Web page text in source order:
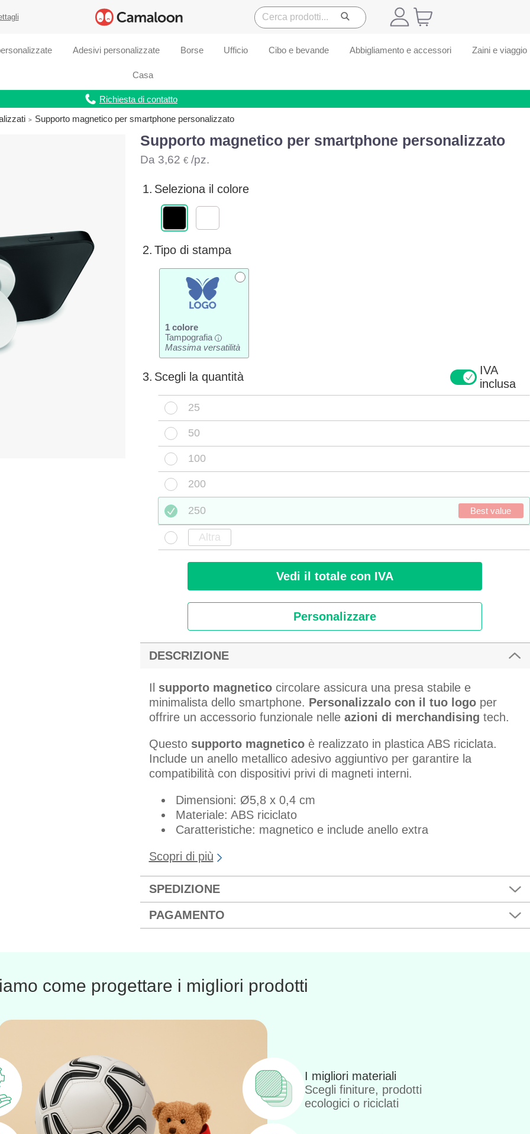
Adesivi personalizzate Borse Ufficio Cibo e bevande Abbigliamento e accessori Zaini e viaggio
Casa
Richiesta di contatto
Supporto magnetico per smartphone personalizzato
Supporto magnetico per smartphone personalizzato
Da 3,62 €/pz.
1. Seleziona il colore
2. Tipo di stampa
1 colore
Tampografia
i
Massima versatilità
3. Scegli la quantità
IVA
inclusa
25
50
100
200
250 Best value
Vedi il totale con IVA
Personalizzare
DESCRIZIONE
Il supporto magneticocircolare assicura una presa stabile e
minimalista dello smartphone. Personalizzalo con il tuo logoper
offrire un accessorio funzionale nelle azioni di merchandising tech.
Questo supporto magneticoè realizzato in plastica ABS riciclata.
Include un anello metallico adesivo aggiuntivo per garantire la
compatibilità con dispositivi privi di magneti interni.
Dimensioni: Ø5,8 x 0,4 cm
Materiale: ABS riciclato
Caratteristiche: magnetico e include anello extra
Scopri di più
SPEDIZIONE
PAGAMENTO
come progettare i migliori prodotti
I migliori materiali
Scegli finiture, prodotti
ecologici o riciclati